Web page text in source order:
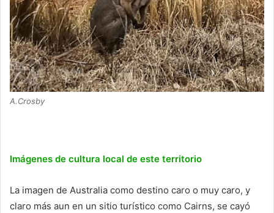
A.Crosby
Imágenes de cultura local de este territorio
La imagen de Australia como destino caro o muy caro, y
claro más aun en un sitio turístico como Cairns, se cayó